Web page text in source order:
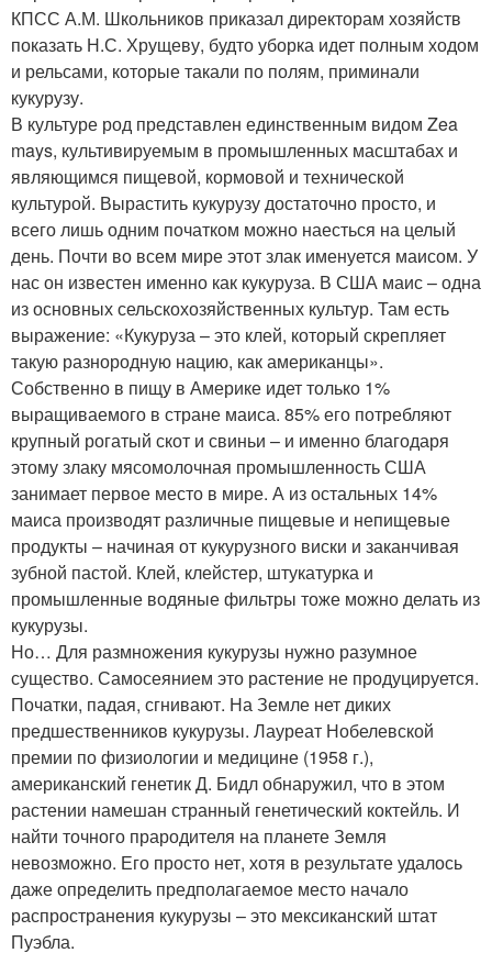
КПСС А.М. Школьников приказал директорам хозяйств
показать Н.С. Хрущеву, будто уборка идет полным ходом
и рельсами, которые такали по полям, приминали
кукурузу.
В культуре род представлен единственным видом Zea
mays, культивируемым в промышленных масштабах и
являющимся пищевой, кормовой и технической
культурой. Вырастить кукурузу достаточно просто, и
всего лишь одним початком можно наесться на целый
день. Почти во всем мире этот злак именуется маисом. У
нас он известен именно как кукуруза. В США маис – одна
из основных сельскохозяйственных культур. Там есть
выражение: «Кукуруза – это клей, который скрепляет
такую разнородную нацию, как американцы».
Собственно в пищу в Америке идет только 1%
выращиваемого в стране маиса. 85% его потребляют
крупный рогатый скот и свиньи – и именно благодаря
этому злаку мясомолочная промышленность США
занимает первое место в мире. А из остальных 14%
маиса производят различные пищевые и непищевые
продукты – начиная от кукурузного виски и заканчивая
зубной пастой. Клей, клейстер, штукатурка и
промышленные водяные фильтры тоже можно делать из
кукурузы.
Но… Для размножения кукурузы нужно разумное
существо. Самосеянием это растение не продуцируется.
Початки, падая, сгнивают. На Земле нет диких
предшественников кукурузы. Лауреат Нобелевской
премии по физиологии и медицине (1958 г.),
американский генетик Д. Бидл обнаружил, что в этом
растении намешан странный генетический коктейль. И
найти точного прародителя на планете Земля
невозможно. Его просто нет, хотя в результате удалось
даже определить предполагаемое место начало
распространения кукурузы – это мексиканский штат
Пуэбла.